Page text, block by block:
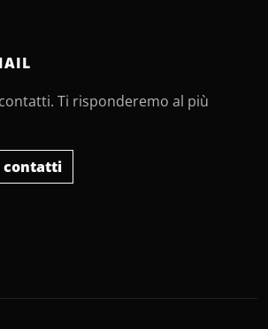
Ti risponderemo al più
contatti